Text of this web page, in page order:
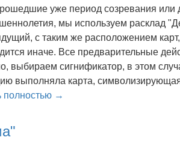
уже период созревания или
мы используем расклад
с таким же расположением
иначе. Все предварительные
выбираем сигнификатор, в этом
выполняла карта, символизирующая
полностью →